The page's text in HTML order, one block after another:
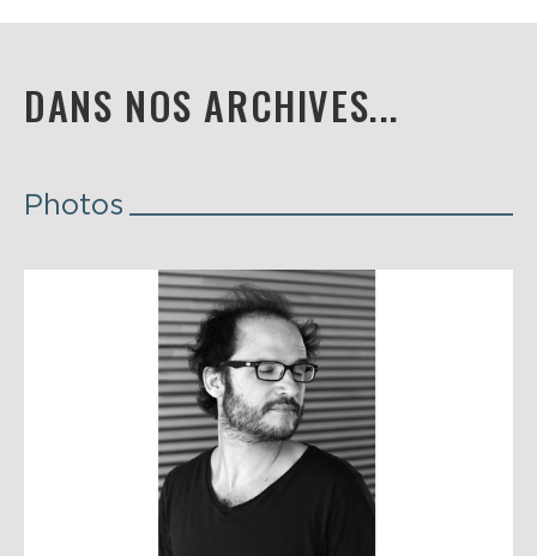
DANS NOS ARCHIVES...
Photos